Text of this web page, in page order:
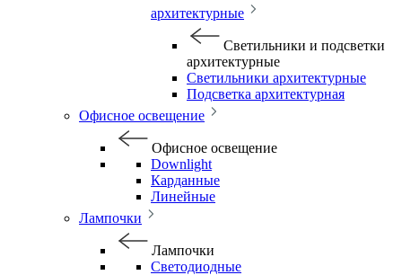
архитектурные
Светильники и подсветки
архитектурные
Светильники архитектурные
Подсветка архитектурная
Офисное освещение
Офисное освещение
Downlight
Карданные
Линейные
Лампочки
Лампочки
Светодиодные